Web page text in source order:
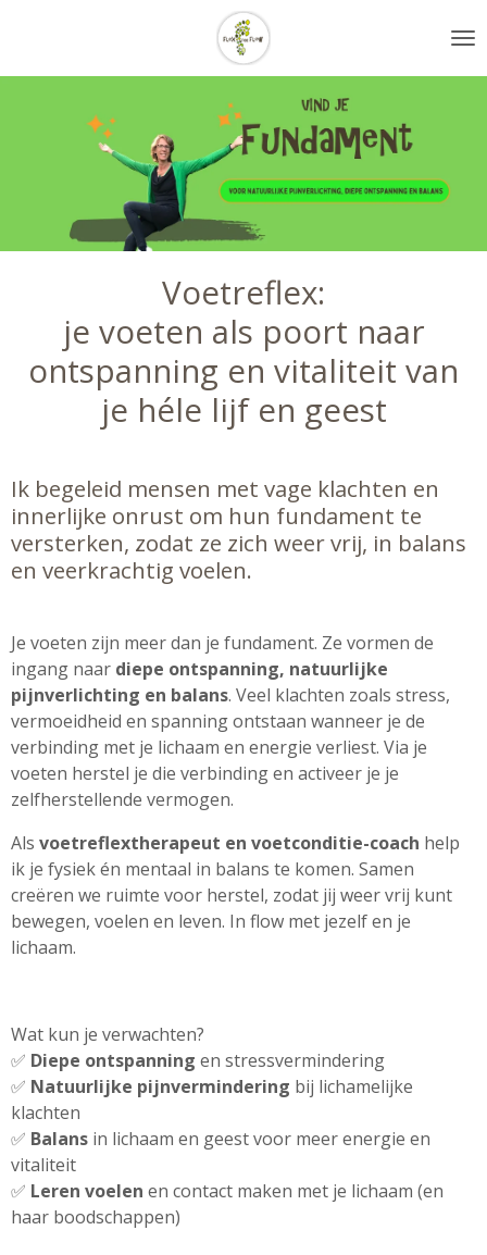
naar
hoofdinhoud
Voetreflex:
je voeten als poort naar
ontspanning en vitaliteit van
je héle lijf en geest
Ik begeleid mensen met vage klachten en
innerlijke onrust om hun fundament te
versterken, zodat ze zich weer vrij, in balans
en veerkrachtig voelen.
Je voeten zijn meer dan je fundament. Ze vormen de
ingang naar diepe ontspanning, natuurlijke
pijnverlichting en balans. Veel klachten zoals stress,
vermoeidheid en spanning ontstaan wanneer je de
verbinding met je lichaam en energie verliest. Via je
voeten herstel je die verbinding en activeer je je
zelfherstellende vermogen.
Als voetreflextherapeut en voetconditie-coach help
ik je fysiek én mentaal in balans te komen. Samen
creëren we ruimte voor herstel, zodat jij weer vrij kunt
bewegen, voelen en leven. In flow met jezelf en je
lichaam.
Wat kun je verwachten?
✅ Diepe ontspanning en stressvermindering
✅ Natuurlijke pijnvermindering bij lichamelijke
klachten
✅ Balans in lichaam en geest voor meer energie en
vitaliteit
✅ Leren voelen en contact maken met je lichaam (en
haar boodschappen)